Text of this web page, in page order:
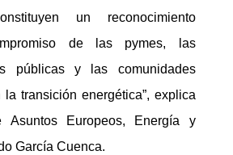
un reconocimiento
de las pymes, las
públicas y las comunidades
transición energética”, explica
Asuntos Europeos, Energía y
García Cuenca.